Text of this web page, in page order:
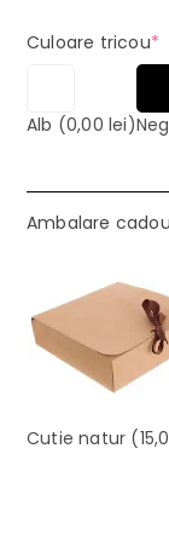
Culoare tricou*
Alb (0,00 lei)
Ambalare cadou
Cutie natur